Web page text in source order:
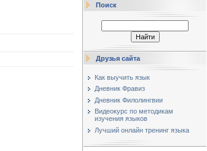
Поиск
Друзья сайта
Как выучить язык
Дневник Фравиз
Дневник Филолингвии
Видеокурс по методикам
изучения языков
Лучший онлайн тренинг языка